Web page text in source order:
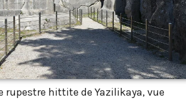
rupestre hittite de Yazilikaya, vue